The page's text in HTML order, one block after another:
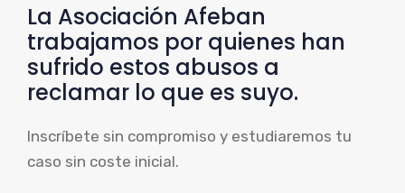
La Asociación Afeban
trabajamos por quienes han
sufrido estos abusos a
reclamar lo que es suyo.
Inscríbete sin compromiso y estudiaremos tu
caso sin coste inicial.